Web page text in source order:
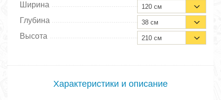
Ширина 120 см
Глубина 38 см
Высота 210 см
Характеристики и описание